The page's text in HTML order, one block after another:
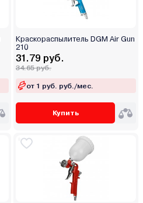
Краскораспылитель DGM Air Gun
210
31.79 руб.
34.65 руб.
от 1 руб. руб./мес.
Купить